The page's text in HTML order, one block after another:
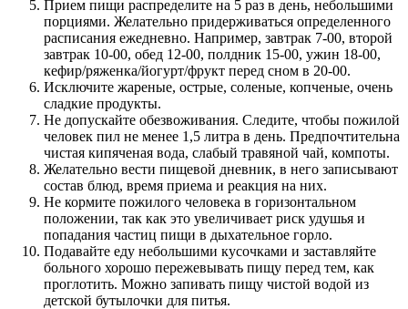
Прием пищи распределите на 5 раз в день, небольшими
порциями. Желательно придерживаться определенного
расписания ежедневно. Например, завтрак 7-00, второй
завтрак 10-00, обед 12-00, полдник 15-00, ужин 18-00,
кефир/ряженка/йогурт/фрукт перед сном в 20-00.
Исключите жареные, острые, соленые, копченые, очень
сладкие продукты.
Не допускайте обезвоживания. Следите, чтобы пожилой
человек пил не менее 1,5 литра в день. Предпочтительна
чистая кипяченая вода, слабый травяной чай, компоты.
Желательно вести пищевой дневник, в него записывают
состав блюд, время приема и реакция на них.
Не кормите пожилого человека в горизонтальном
положении, так как это увеличивает риск удушья и
попадания частиц пищи в дыхательное горло.
Подавайте еду небольшими кусочками и заставляйте
больного хорошо пережевывать пищу перед тем, как
проглотить. Можно запивать пищу чистой водой из
детской бутылочки для питья.